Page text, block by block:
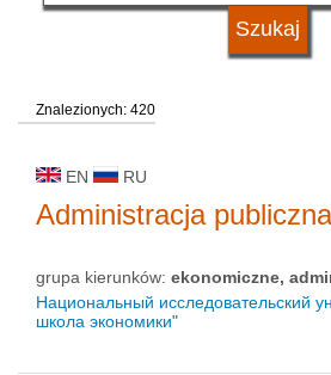
status uczelni
Znalezionych: 420
EN RU
Administracja publiczna
grupa kierunków: ekonomiczne,
Национальный исследовательский
школа экономики"